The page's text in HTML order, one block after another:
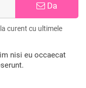
Da
curent cu ultimele
nisi eu occaecat